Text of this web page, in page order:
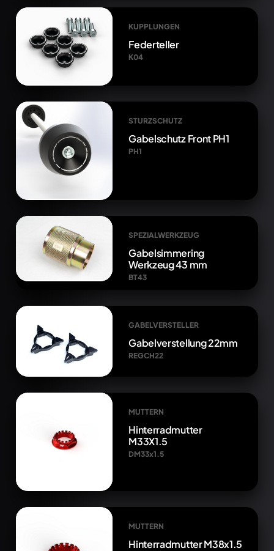
KUPPLUNGEN
Federteller
K04
STURZSCHUTZ
Gabelschutz Front PH1
PH1
SPEZIALWERKZEUG
Gabelsimmering
Werkzeug 43 mm
BT43
GABELVERSTELLER
Gabelverstellung 22mm
REGCH22
MUTTERN
Hinterradmutter
M33X1.5
DM33x1.5
MUTTERN
Hinterradmutter M38x1.5